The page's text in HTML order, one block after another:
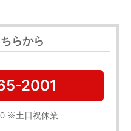
らから
2001
※土日祝休業